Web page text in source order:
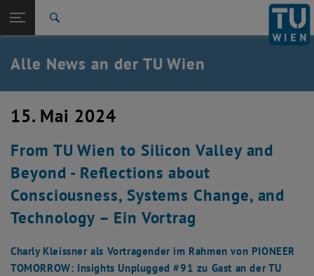
TU Login
Quicklinks
Quicklinks-Menü umschalten
Studium
Karriere
Zurück: Subseiten von TU Wien Startseite auflisten
Zurück zur letzten Ebene:
TU Wien Startseite
Übersicht
Alle News an der TU Wien
15. Mai 2024
From TU Wien to Silicon Valley and
Beyond - Reflections about
Consciousness, Systems Change, and
Technology – Ein Vortrag
Charly Kleissner als Vortragender im Rahmen von PIONEER
TOMORROW: Insights Unplugged #91 zu Gast an der TU